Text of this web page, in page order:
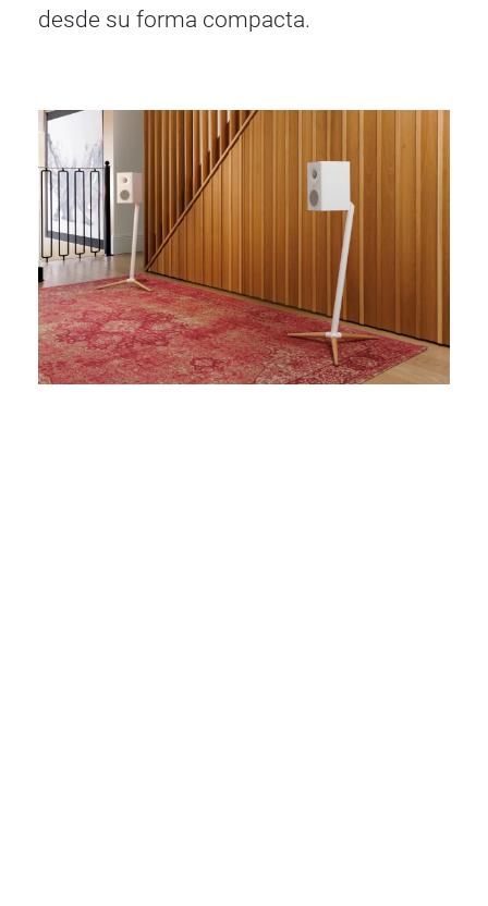
desde su forma compacta.